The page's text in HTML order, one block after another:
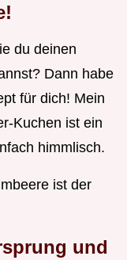
du deinen
Dann habe
für dich! Mein
Kuchen ist ein
himmlisch.
ist der
und